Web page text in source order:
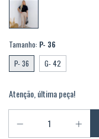
Tamanho: P- 36
P- 36
G- 42
Atenção, última peça!